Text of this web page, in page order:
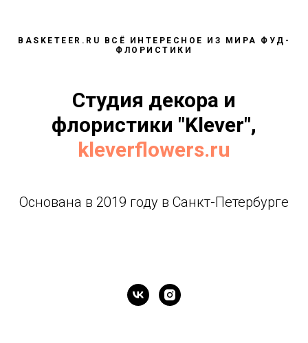
BASKETEER.RU ВСЁ ИНТЕРЕСНОЕ ИЗ МИРА ФУД-
ФЛОРИСТИКИ
Студия декора и
флористики "Klever",
kleverflowers.ru
Основана в 2019 году в Санкт-Петербурге